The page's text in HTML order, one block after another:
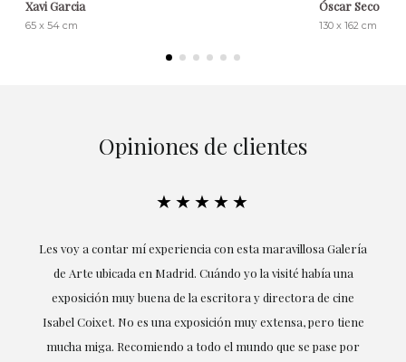
Xavi Garcia
65 x 54 cm
Óscar Seco
130 x 162 cm
Opiniones de clientes
★★★★★
Les voy a contar mí experiencia con esta maravillosa Galería
de Arte ubicada en Madrid. Cuándo yo la visité había una
exposición muy buena de la escritora y directora de cine
Isabel Coixet. No es una exposición muy extensa, pero tiene
mucha miga. Recomiendo a todo el mundo que se pase por